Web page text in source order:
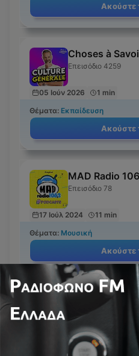
Ακούστε
Choses à
Επεισόδιο 4259
05 Ιούν 2026
1 min
Θέματα: Εκπαίδευση
Ακούστε
MAD Radio
Επεισόδιο 78
17 Ιούλ 2024
11 min
Θέματα: Μουσική
Ακούστε
Δημοφιλή
Πιο